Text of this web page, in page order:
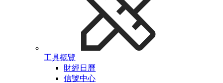
工具概覽
財經日曆
信號中心